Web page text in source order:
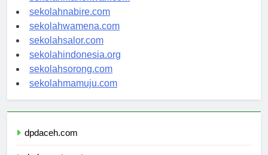
sekolahmanokwari.com
sekolahnabire.com
sekolahwamena.com
sekolahsalor.com
sekolahindonesia.org
sekolahsorong.com